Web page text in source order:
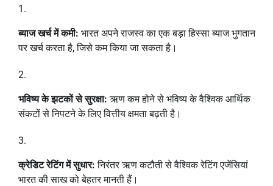
ब्याज खर्च में कमी: भारत अपने राजस्व का एक बड़ा हिस्सा ब्याज भुगतान
पर खर्च करता है, जिसे कम किया जा सकता है।
भविष्य के झटकों से सुरक्षा: ऋण कम होने से भविष्य के वैश्विक आर्थिक
संकटों से निपटने के लिए वित्तीय क्षमता बढ़ती है।
क्रेडिट रेटिंग में सुधार: निरंतर ऋण कटौती से वैश्विक रेटिंग एजेंसियां
भारत की साख को बेहतर मानती हैं।